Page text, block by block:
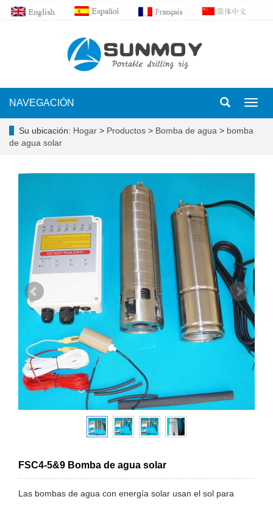
NAVEGACIÓN
Su ubicación: Hogar > Productos > Bomba de agua > bomba
de agua solar
FSC4-5&9 Bomba de agua solar
Las bombas de agua con energía solar usan el sol para